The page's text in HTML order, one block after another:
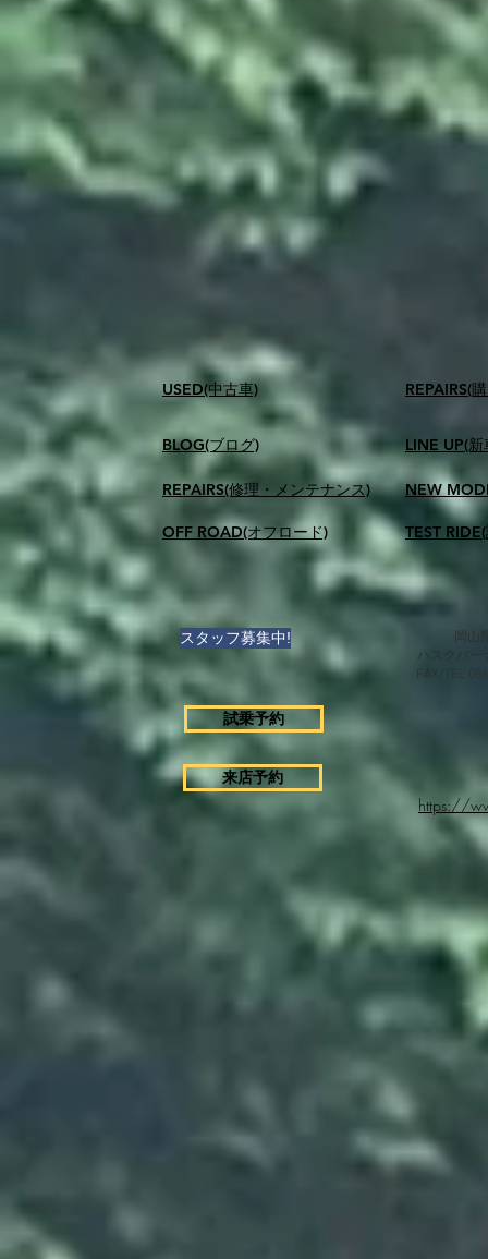
USED(中古車)
BLOG(ブログ)
REPAIRS(修理・メンテナンス)
OFF ROAD(オフロード)
​REPAIRS(
LINE UP(
NEW
TEST
スタッフ募集中!
試乗予約
来店予約
岡山
ハスクバー
https://